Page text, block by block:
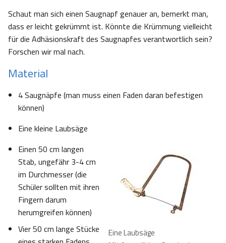
Schaut man sich einen Saugnapf genauer an, bemerkt man,
dass er leicht gekrümmt ist. Könnte die Krümmung vielleicht
für die Adhäsionskraft des Saugnapfes verantwortlich sein?
Forschen wir mal nach.
Material
4 Saugnäpfe (man muss einen Faden daran befestigen
können)
Eine kleine Laubsäge
Eine Laubsäge
Einen 50 cm langen
Stab, ungefähr 3-4 cm
im Durchmesser (die
Schüler sollten mit ihren
Fingern darum
herumgreifen können)
Vier 50 cm lange Stücke